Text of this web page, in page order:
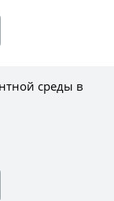
среды в